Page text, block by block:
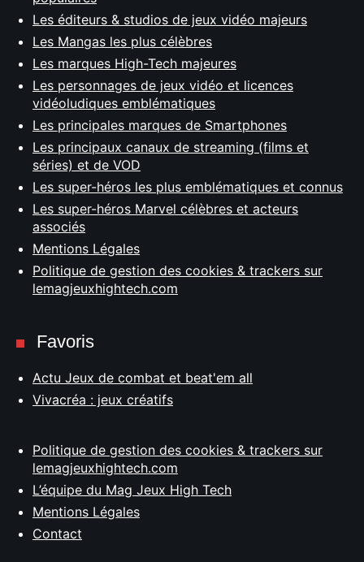
Les éditeurs & studios de jeux vidéo majeurs
Les Mangas les plus célèbres
Les marques High-Tech majeures
Les personnages de jeux vidéo et licences
vidéoludiques emblématiques
Les principales marques de Smartphones
Les principaux canaux de streaming (films et
séries) et de VOD
Les super-héros les plus emblématiques et connus
Les super-héros Marvel célèbres et acteurs
associés
Mentions Légales
Politique de gestion des cookies & trackers sur
lemagjeuxhightech.com
Favoris
Actu Jeux de combat et beat'em all
Vivacréa : jeux créatifs
Politique de gestion des cookies & trackers sur
lemagjeuxhightech.com
L’équipe du Mag Jeux High Tech
Mentions Légales
Contact